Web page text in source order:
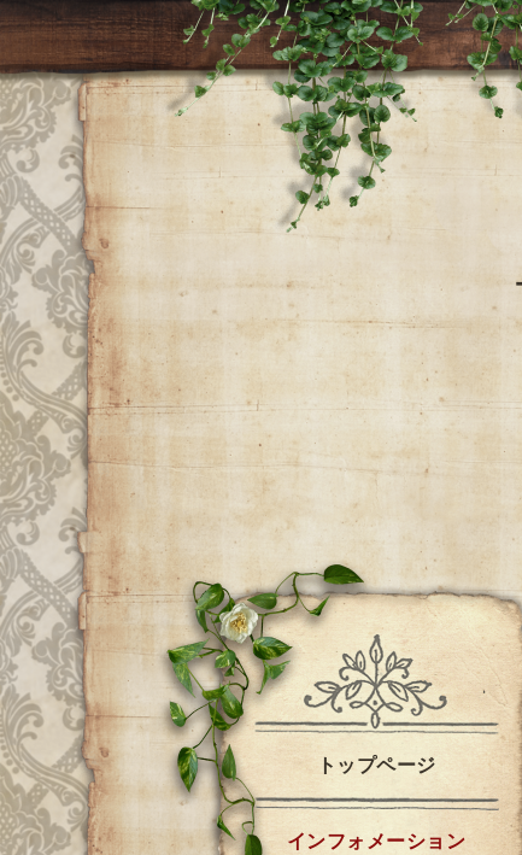
トップページ
インフォメーション